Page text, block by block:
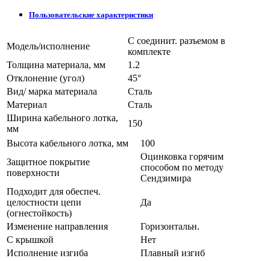
Пользовательские характеристики
Модель/исполнение
С соединит. разъемом в
комплекте
Толщина материала, мм
1.2
Отклонение (угол)
45°
Вид/ марка материала
Сталь
Материал
Сталь
Ширина кабельного лотка,
мм
150
Высота кабельного лотка, мм
100
Защитное покрытие
поверхности
Оцинковка горячим
способом по методу
Сендзимира
Подходит для обеспеч.
целостности цепи
(огнестойкость)
Да
Изменение направления
Горизонтальн.
С крышкой
Нет
Исполнение изгиба
Плавный изгиб